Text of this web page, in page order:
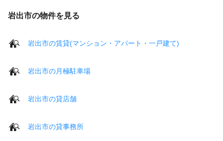
岩出市の物件を見る
岩出市の賃貸(マンション・アパート・一戸建て)
岩出市の月極駐車場
岩出市の貸店舗
岩出市の貸事務所